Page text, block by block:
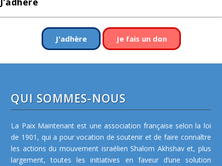
J'adhère Je fais un don
QUI SOMMES-NOUS
La Paix Maintenant est une association française selon la loi
de 1901, qui a pour vocation de soutenir et de faire connaître
les actions du mouvement israélien Shalom Akhshav et, plus
largement, toutes les initiatives en faveur d’une solution